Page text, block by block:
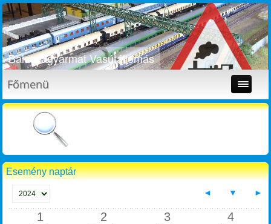
Balassagyarmat Vasútállomás
Főmenü
Esemény naptár
◄ ▼ ►
1 2 3 4